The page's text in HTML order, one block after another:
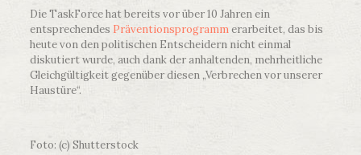
Die TaskForce hat bereits vor über 10 Jahren ein
entsprechendes Präventionsprogrammerarbeitet, das bis
heute von den politischen Entscheidern nicht einmal
diskutiert wurde, auch dank der anhaltenden, mehrheitliche
Gleichgültigkeit gegenüber diesen „Verbrechen vor unserer
Haustüre“.
Foto: (c) Shutterstock